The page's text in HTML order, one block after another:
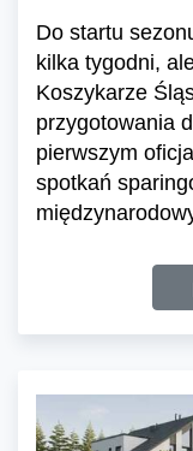
Do startu
kilka tygodni,
Koszykarze
przygotowania
pierwszym
spotkań